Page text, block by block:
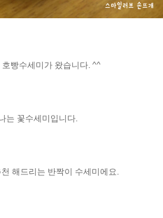
호빵수세미가 왔습니다. ^^
는 꽃수세미입니다.
해드리는 반짝이 수세미에요.